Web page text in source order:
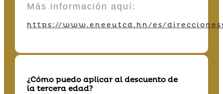
Más información aquí:
https://www.eneeutcd.hn/es/
¿Cómo puedo aplicar al descuento de
la tercera edad?